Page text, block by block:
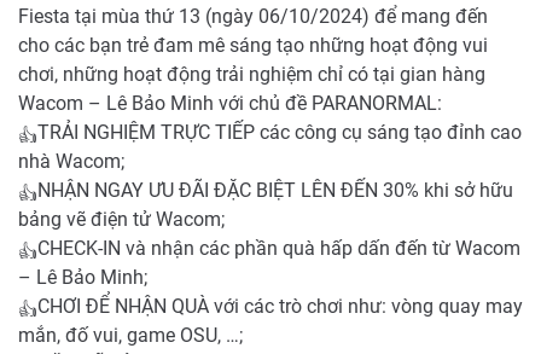
Fiesta tại mùa thứ 13 (ngày 06/10/2024) để mang đến
cho các bạn trẻ đam mê sáng tạo những hoạt động vui
chơi, những hoạt động trải nghiệm chỉ có tại gian hàng
Wacom – Lê Bảo Minh với chủ đề PARANORMAL:
TRẢI NGHIỆM TRỰC TIẾP các công cụ sáng tạo đỉnh cao
nhà Wacom;
NHẬN NGAY ƯU ĐÃI ĐẶC BIỆT LÊN ĐẾN 30% khi sở hữu
bảng vẽ điện tử Wacom;
CHECK-IN và nhận các phần quà hấp dấn đến từ Wacom
– Lê Bảo Minh;
CHƠI ĐỂ NHẬN QUÀ với các trò chơi như: vòng quay may
mắn, đố vui, game OSU, …;